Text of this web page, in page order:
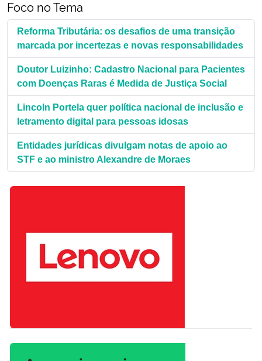
Foco no Tema
Reforma Tributária: os desafios de uma transição
marcada por incertezas e novas responsabilidades
Doutor Luizinho: Cadastro Nacional para Pacientes
com Doenças Raras é Medida de Justiça Social
Lincoln Portela quer política nacional de inclusão e
letramento digital para pessoas idosas
Entidades jurídicas divulgam notas de apoio ao
STF e ao ministro Alexandre de Moraes